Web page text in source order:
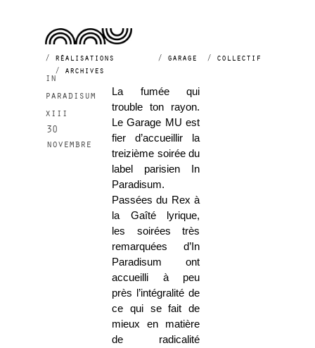
réalisations garage
collectif
archives
2013
in
paradisum
xiii
30
novembre
La fumée qui
trouble ton rayon.
Le Garage MU est
fier d’accueillir la
treizième soirée du
label parisien In
Paradisum.
Passées du Rex à
la Gaîté lyrique,
les soirées très
remarquées d’In
Paradisum ont
accueilli à peu
près l’intégralité de
ce qui se fait de
mieux en matière
de radicalité